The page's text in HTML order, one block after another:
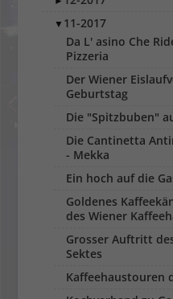
▼ 11-2017
Da L' asino Che
Pizzeria
Der Wiener
Geburtstag
Die "Spitzbuben"
Die Cantinetta
- Mekka
Ein hoch auf die
Goldenes
des Wiener
Grosser Auftritt
Sektes
Kaffeehaustouren